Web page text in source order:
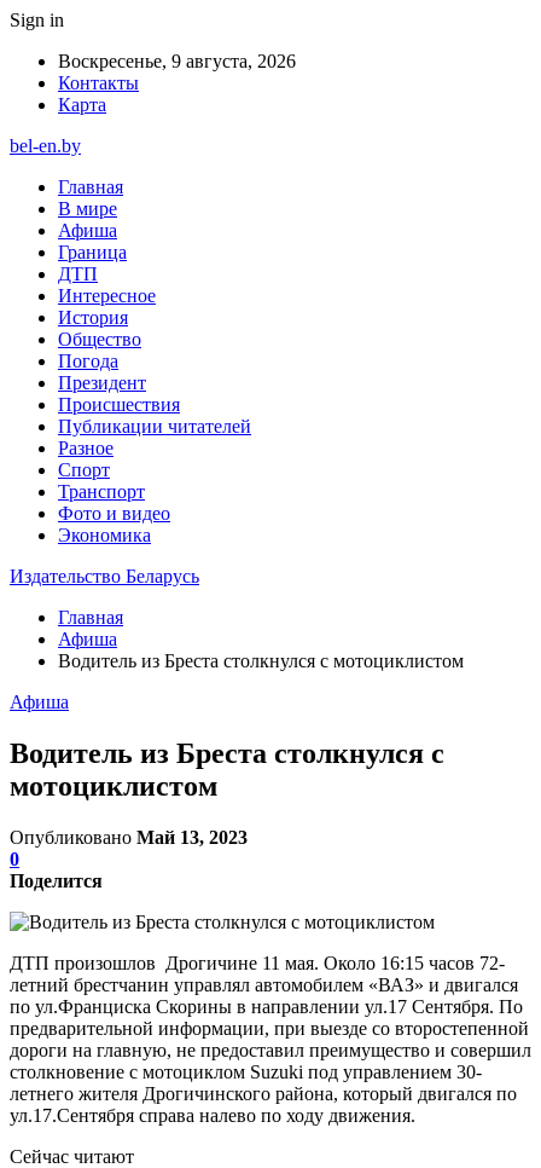
Sign in
Воскресенье, 9 августа, 2026
Контакты
Карта
bel-en.by
Главная
В мире
Афиша
Граница
ДТП
Интересное
История
Общество
Погода
Президент
Происшествия
Публикации читателей
Разное
Спорт
Транспорт
Фото и видео
Экономика
Издательство Беларусь
Главная
Афиша
Водитель из Бреста столкнулся с мотоциклистом
Афиша
Водитель из Бреста столкнулся с
мотоциклистом
Опубликовано Май 13, 2023
0
Поделится
ДТП произошлов Дрогичине 11 мая. Около 16:15 часов 72-
летний брестчанин управлял автомобилем «ВАЗ» и двигался
по ул.Франциска Скорины в направлении ул.17 Сентября. По
предварительной информации, при выезде со второстепенной
дороги на главную, не предоставил преимущество и совершил
столкновение с мотоциклом Suzuki под управлением 30-
летнего жителя Дрогичинского района, который двигался по
ул.17.Сентября справа налево по ходу движения.
Сейчас читают